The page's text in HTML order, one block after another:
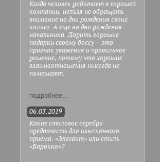
Когда человек работает в хорошей
компании, нельзя не обращать
внимание на дни рождения своих
коллег. А еще на дни рождения
начальника. Дарить хорошие
подарки своему боссу – это
признак уважения и правильное
решение, потому что хорошие
взаимоотношения никогда не
помешают.
подробнее...
06.03.2019
Какое столовое серебро
предпочесть для изысканного
приема: «Элегант» или стиль
«Барокко»?